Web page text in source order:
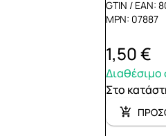
GTIN / EAN:
MPN: 07887
1,50 €
Διαθέσιμο
Στο